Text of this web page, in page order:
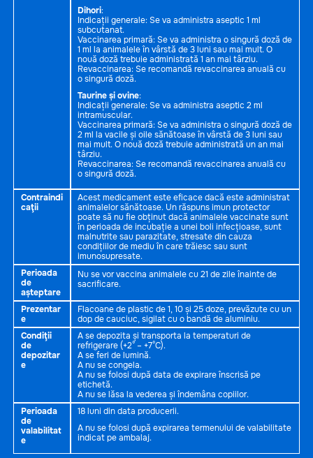
Dihori:
Indicații generale: Se va administra aseptic 1 ml
subcutanat.
Vaccinarea primară: Se va administra o singură doză de
1 ml la animalele în vârstă de 3 luni sau mai mult. O
nouă doză trebuie administrată 1 an mai târziu.
Revaccinarea: Se recomandă revaccinarea anuală cu
o singură doză.
Taurine și ovine:
Indicații generale: Se va administra aseptic 2 ml
intramuscular.
Vaccinarea primară: Se va administra o singură doză de
2 ml la vacile și oile sănătoase în vârstă de 3 luni sau
mai mult. O nouă doză trebuie administrată un an mai
târziu.
Revaccinarea: Se recomandă revaccinarea anuală cu
o singură doză.
Contraindi
caţii
Acest medicament este eficace dacă este administrat
animalelor sănătoase. Un răspuns imun protector
poate să nu fie obținut dacă animalele vaccinate sunt
în perioada de incubație a unei boli infecțioase, sunt
malnutrite sau parazitate, stresate din cauza
condițiilor de mediu în care trăiesc sau sunt
imunosupresate.
Perioada
de
așteptare
Nu se vor vaccina animalele cu 21 de zile înainte de
sacrificare.
Prezentar
e
Flacoane de plastic de 1, 10 și 25 doze, prevăzute cu un
dop de cauciuc, sigilat cu o bandă de aluminiu.
Condiţii
de
depozitar
e
A se depozita și transporta la temperaturi de
refrigerare (+2° – +7°C).
A se feri de lumină.
A nu se congela.
A nu se folosi după data de expirare înscrisă pe
etichetă.
A nu se lăsa la vederea și îndemâna copiilor.
Perioada
de
valabilitat
e
18 luni din data producerii.
A nu se folosi după expirarea termenului de valabilitate
indicat pe ambalaj.